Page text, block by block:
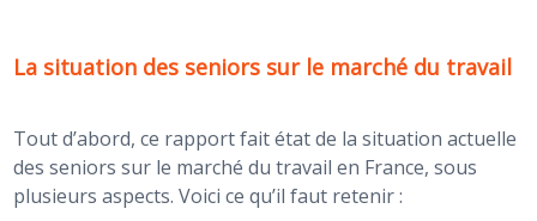
La situation des seniors sur le marché du travail
Tout d’abord, ce rapport fait état de la situation actuelle
des seniors sur le marché du travail en France, sous
plusieurs aspects. Voici ce qu’il faut retenir :